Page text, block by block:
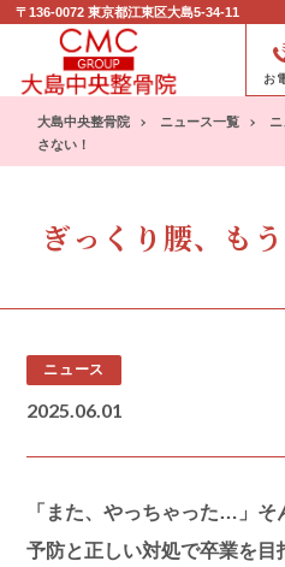
〒136-0072 東京都江東区大島5-34-11
お
大島中央整骨院 ニュース一覧
さない！
ぎっくり腰、も
2025.06.01
ニュース
「また、やっちゃった…」
予防と正しい対処で卒業を目